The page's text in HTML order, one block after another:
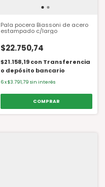
Pala pocera Biassoni de acero
estampado c/largo
$22.750,74
$21.158,19con Transferencia
o depósito bancario
6 x$3.791,79 sin interés